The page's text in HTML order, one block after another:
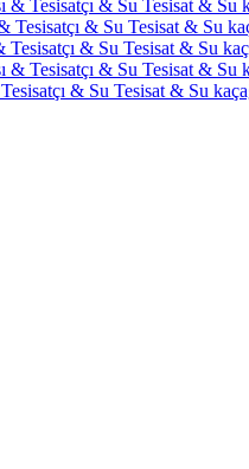
& Tesisatçı & Su Tesisat & Su
Tesisatçı & Su Tesisat & Su
Tesisatçı & Su Tesisat & Su
& Tesisatçı & Su Tesisat & Su
& Su Tesisat & Su